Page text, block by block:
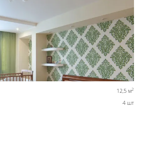
12,5 м2
4 шт